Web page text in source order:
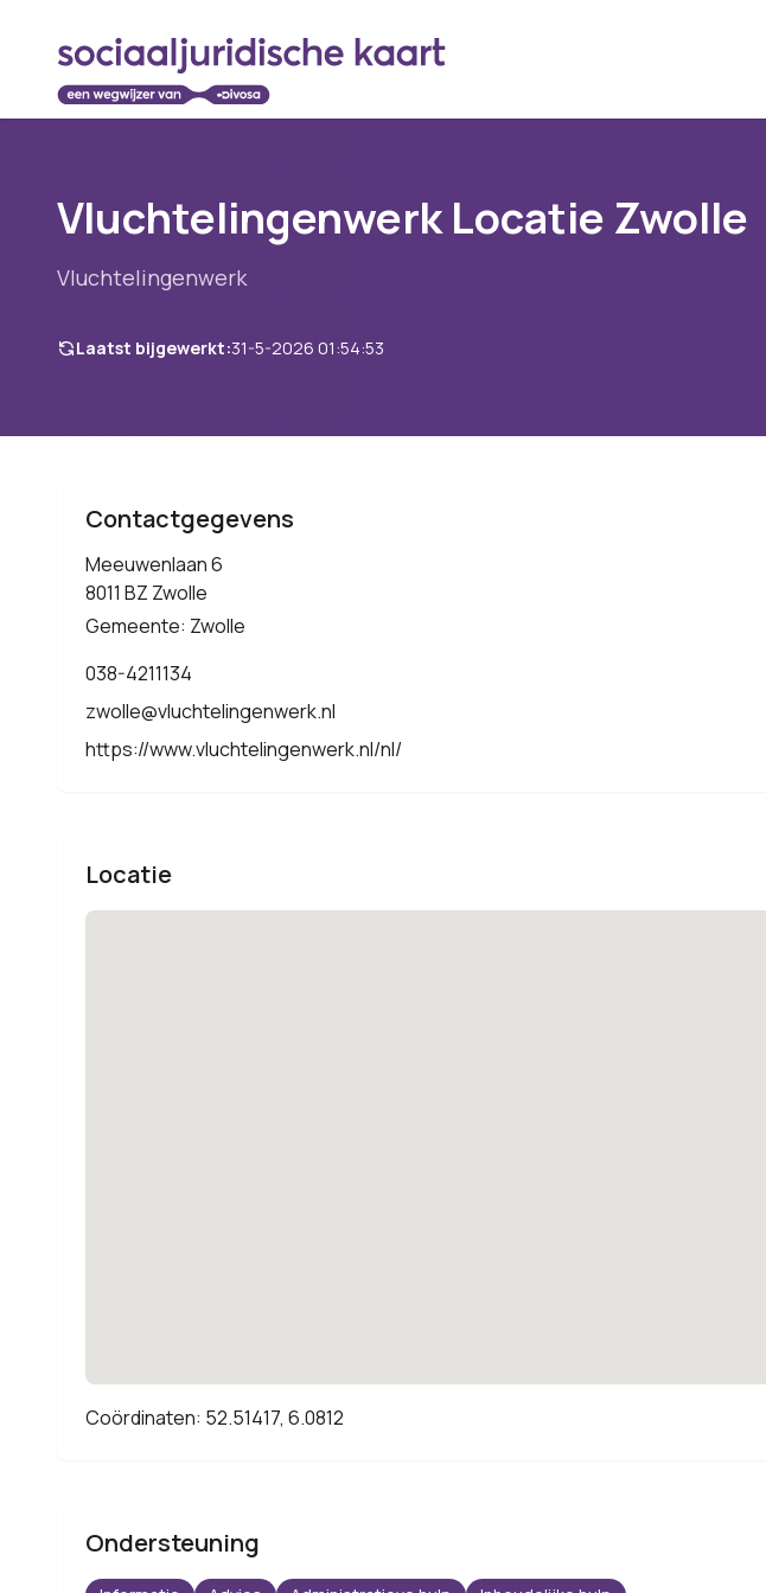
Vluchtelingenwerk Locatie Zwolle
Vluchtelingenwerk
Laatst bijgewerkt:31-5-2026 01:54:53
Contactgegevens
Meeuwenlaan 6
8011 BZ Zwolle
Gemeente: Zwolle
038-4211134
zwolle@vluchtelingenwerk.nl
https://www.vluchtelingenwerk.nl/nl/
Locatie
Coördinaten: 52.51417, 6.0812
Ondersteuning